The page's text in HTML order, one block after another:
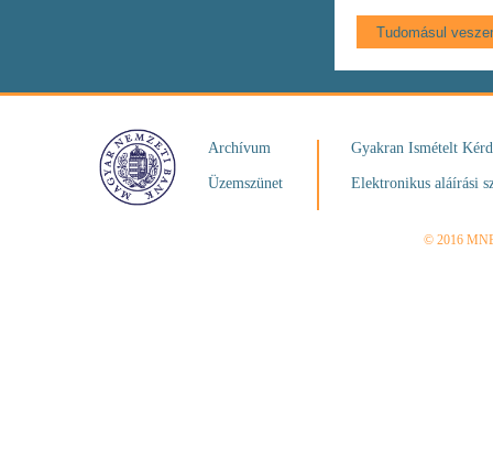
Archívum
Üzemszünet
Gyakran Ismételt
Elektronikus aláírási
© 2016